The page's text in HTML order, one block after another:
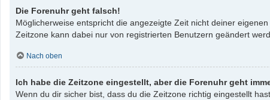
Die Forenuhr geht falsch!
Möglicherweise entspricht die angezeigte Zeit nicht deiner
Zeitzone kann dabei nur von registrierten Benutzern geändert
Nach oben
Ich habe die Zeitzone eingestellt, aber die Forenuhr geht
Wenn du dir sicher bist, dass du die Zeitzone richtig eingestellt